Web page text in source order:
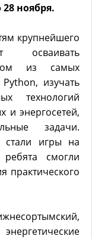
ноября.
крупнейшего
осваивать
из самых
изучать
технологий
и энергосетей,
задачи.
стали игры на
смогли
практического